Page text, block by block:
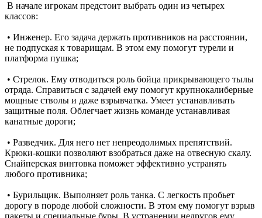
В начале игрокам предстоит выбрать один из четырех
классов:
• Инженер. Его задача держать противников на расстоянии,
не подпуская к товарищам. В этом ему помогут турели и
платформа пушка;
• Стрелок. Ему отводиться роль бойца прикрывающего тылы
отряда. Справиться с задачей ему помогут крупнокалиберные
мощные стволы и даже взрывчатка. Умеет устанавливать
защитные поля. Облегчает жизнь команде устанавливая
канатные дороги;
• Разведчик. Для него нет непреодолимых препятствий.
Крюки-кошки позволяют взобраться даже на отвесную скалу.
Снайперская винтовка поможет эффективно устранять
любого противника;
• Бурильщик. Выполняет роль танка. С легкость пробьет
дорогу в породе любой сложности. В этом ему помогут взрыв